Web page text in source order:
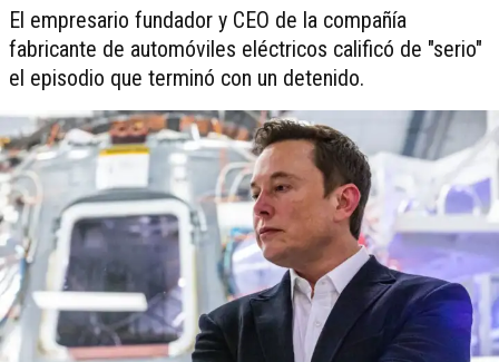
El empresario fundador y CEO de la compañía
fabricante de automóviles eléctricos calificó de "serio"
el episodio que terminó con un detenido.